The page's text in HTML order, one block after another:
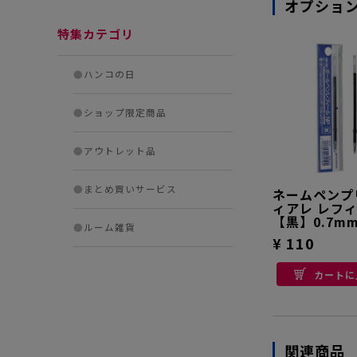
特集カテゴリ
●ハンコの日
●ショップ限定商品
●アウトレット品
● まとめ買いサービス
● ルーム雑貨
オプショ
ネームペン
ィアレ レフ
【黒】0.7mm
¥ 110
カート
関連商品